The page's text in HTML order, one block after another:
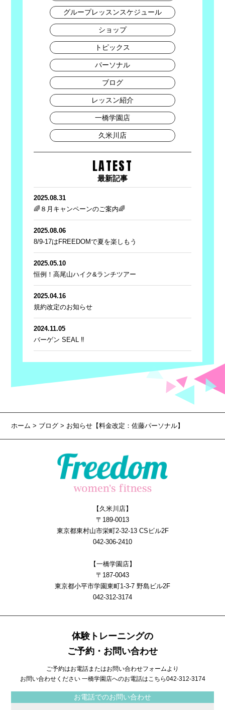
グループレッスンスケジュール
ショップ
トピックス
パーソナル
ブログ
レッスン紹介
一橋学園店
久米川店
LATEST
最新記事
2025.08.31
🌈８月キャンペーンのご案内🌈
2025.08.06
8/9-17はFREEDOMで夏を楽しもう
2025.05.10
恒例！高尾山ハイク&ランチツアー
2025.04.16
規約改定のお知らせ
2024.11.05
バーゲン SEAL ‼
ホーム> ブログ > お知らせ【料金改定：佐藤パーソナル】
【久米川店】
〒189-0013
東京都東村山市栄町2-32-13 CSビル2F
042-306-2410
【一橋学園店】
〒187-0043
東京都小平市学園東町1-3-7 野島ビル2F
042-312-3174
体験トレーニングの
ご予約・お問い合わせ
ご予約はお電話またはお問い合わせフォームより
お問い合わせください 一橋学園店へのお電話はこちら042-312-3174
お電話でのお問い合わせ